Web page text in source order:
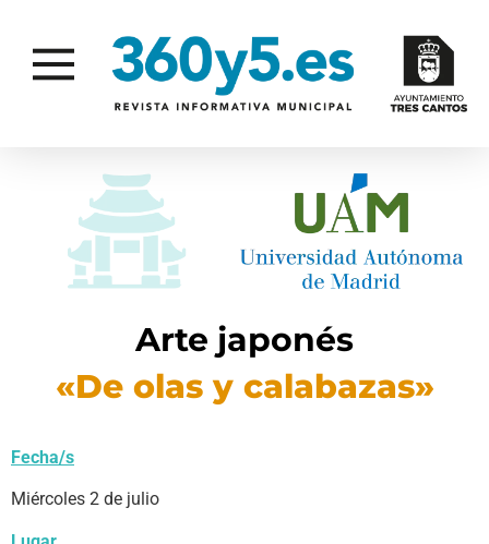
Arte japonés
«De olas y calabazas»
Fecha/s
Miércoles 2 de julio